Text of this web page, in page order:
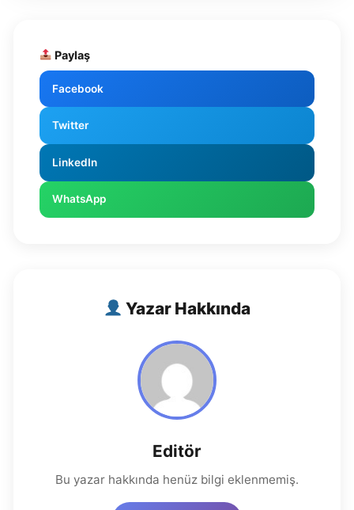
Paylaş
Facebook
Twitter
LinkedIn
WhatsApp
Yazar Hakkında
Editör
Bu yazar hakkında henüz bilgi eklenmemiş.